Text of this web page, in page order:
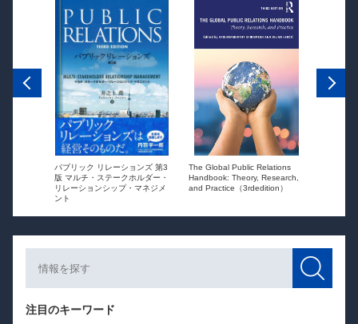
パブリック リレーションズ 第3
版 マルチ・ステークホルダー・
リレーションシップ・マネジメ
ント
The Global Public Relations
Handbook: Theory, Research,
and Practice（3rdedition）
注目のキーワード